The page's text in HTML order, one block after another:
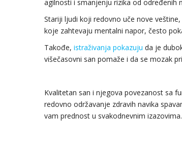
agilnosti i smanjenju rizika od određenih
Stariji ljudi koji redovno uče nove
koje zahtevaju mentalni napor, često
Takođe, istraživanja pokazuju da je
višečasovni san pomaže i da se mozak
Kvalitetan san i njegova povezanost sa
redovno održavanje zdravih navika
vam prednost u svakodnevnim izazovima.